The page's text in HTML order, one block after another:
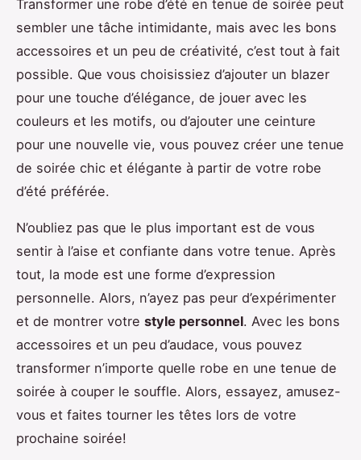
Transformer une robe d’été en tenue de soirée peut
sembler une tâche intimidante, mais avec les bons
accessoires et un peu de créativité, c’est tout à fait
possible. Que vous choisissiez d’ajouter un blazer
pour une touche d’élégance, de jouer avec les
couleurs et les motifs, ou d’ajouter une ceinture
pour une nouvelle vie, vous pouvez créer une tenue
de soirée chic et élégante à partir de votre robe
d’été préférée.
N’oubliez pas que le plus important est de vous
sentir à l’aise et confiante dans votre tenue. Après
tout, la mode est une forme d’expression
personnelle. Alors, n’ayez pas peur d’expérimenter
et de montrer votre style personnel. Avec les bons
accessoires et un peu d’audace, vous pouvez
transformer n’importe quelle robe en une tenue de
soirée à couper le souffle. Alors, essayez, amusez-
vous et faites tourner les têtes lors de votre
prochaine soirée!